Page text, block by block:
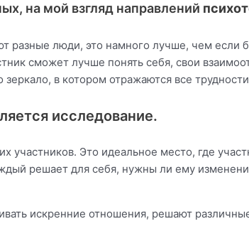
на мой взгляд направлений
разные люди, это намного лучше, чем
сможет лучше понять себя, свои
в котором отражаются все
исследование.
Это идеальное место, где
решает для себя, нужны ли ему
искренние отношения, решают